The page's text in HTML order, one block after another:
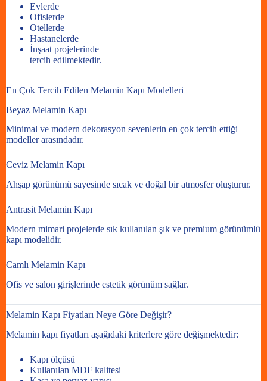
Evlerde
Ofislerde
Otellerde
Hastanelerde
İnşaat projelerinde
tercih edilmektedir.
En Çok Tercih Edilen Melamin Kapı Modelleri
Beyaz Melamin Kapı
Minimal ve modern dekorasyon sevenlerin en çok tercih ettiği
modeller arasındadır.
Ceviz Melamin Kapı
Ahşap görünümü sayesinde sıcak ve doğal bir atmosfer oluşturur.
Antrasit Melamin Kapı
Modern mimari projelerde sık kullanılan şık ve premium görünümlü
kapı modelidir.
Camlı Melamin Kapı
Ofis ve salon girişlerinde estetik görünüm sağlar.
Melamin Kapı Fiyatları Neye Göre Değişir?
Melamin kapı fiyatları aşağıdaki kriterlere göre değişmektedir:
Kapı ölçüsü
Kullanılan MDF kalitesi